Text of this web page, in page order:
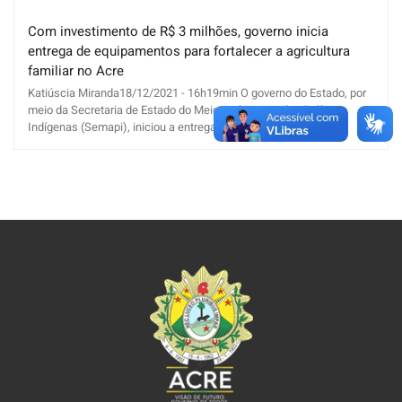
Com investimento de R$ 3 milhões, governo inicia
entrega de equipamentos para fortalecer a agricultura
familiar no Acre
Katiúscia Miranda18/12/2021 - 16h19min O governo do Estado, por
meio da Secretaria de Estado do Meio Ambiente e das Políticas
Indígenas (Semapi), iniciou a entrega de equipamentos com [...]